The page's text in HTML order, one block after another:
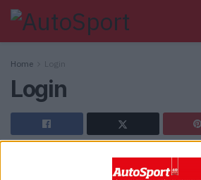
Home Login
Login